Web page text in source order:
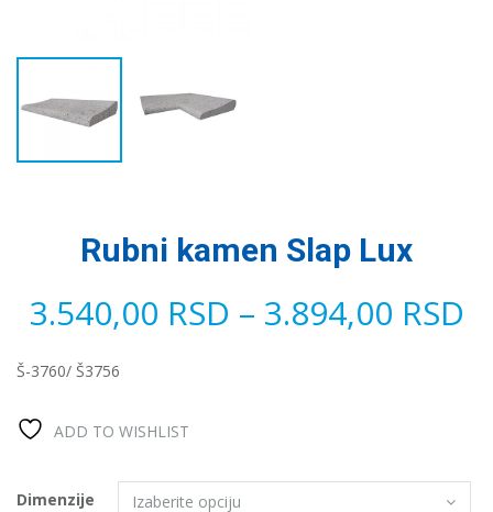
Rubni kamen Slap Lux
3.540,00 RSD – 3.894,00 RSD
Š-3760/ Š3756
ADD TO WISHLIST
Dimenzije